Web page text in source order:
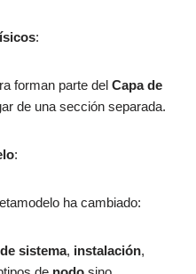
:
forman parte del Capa de
de una sección separada.
:
ha cambiado:
sistema, instalación,